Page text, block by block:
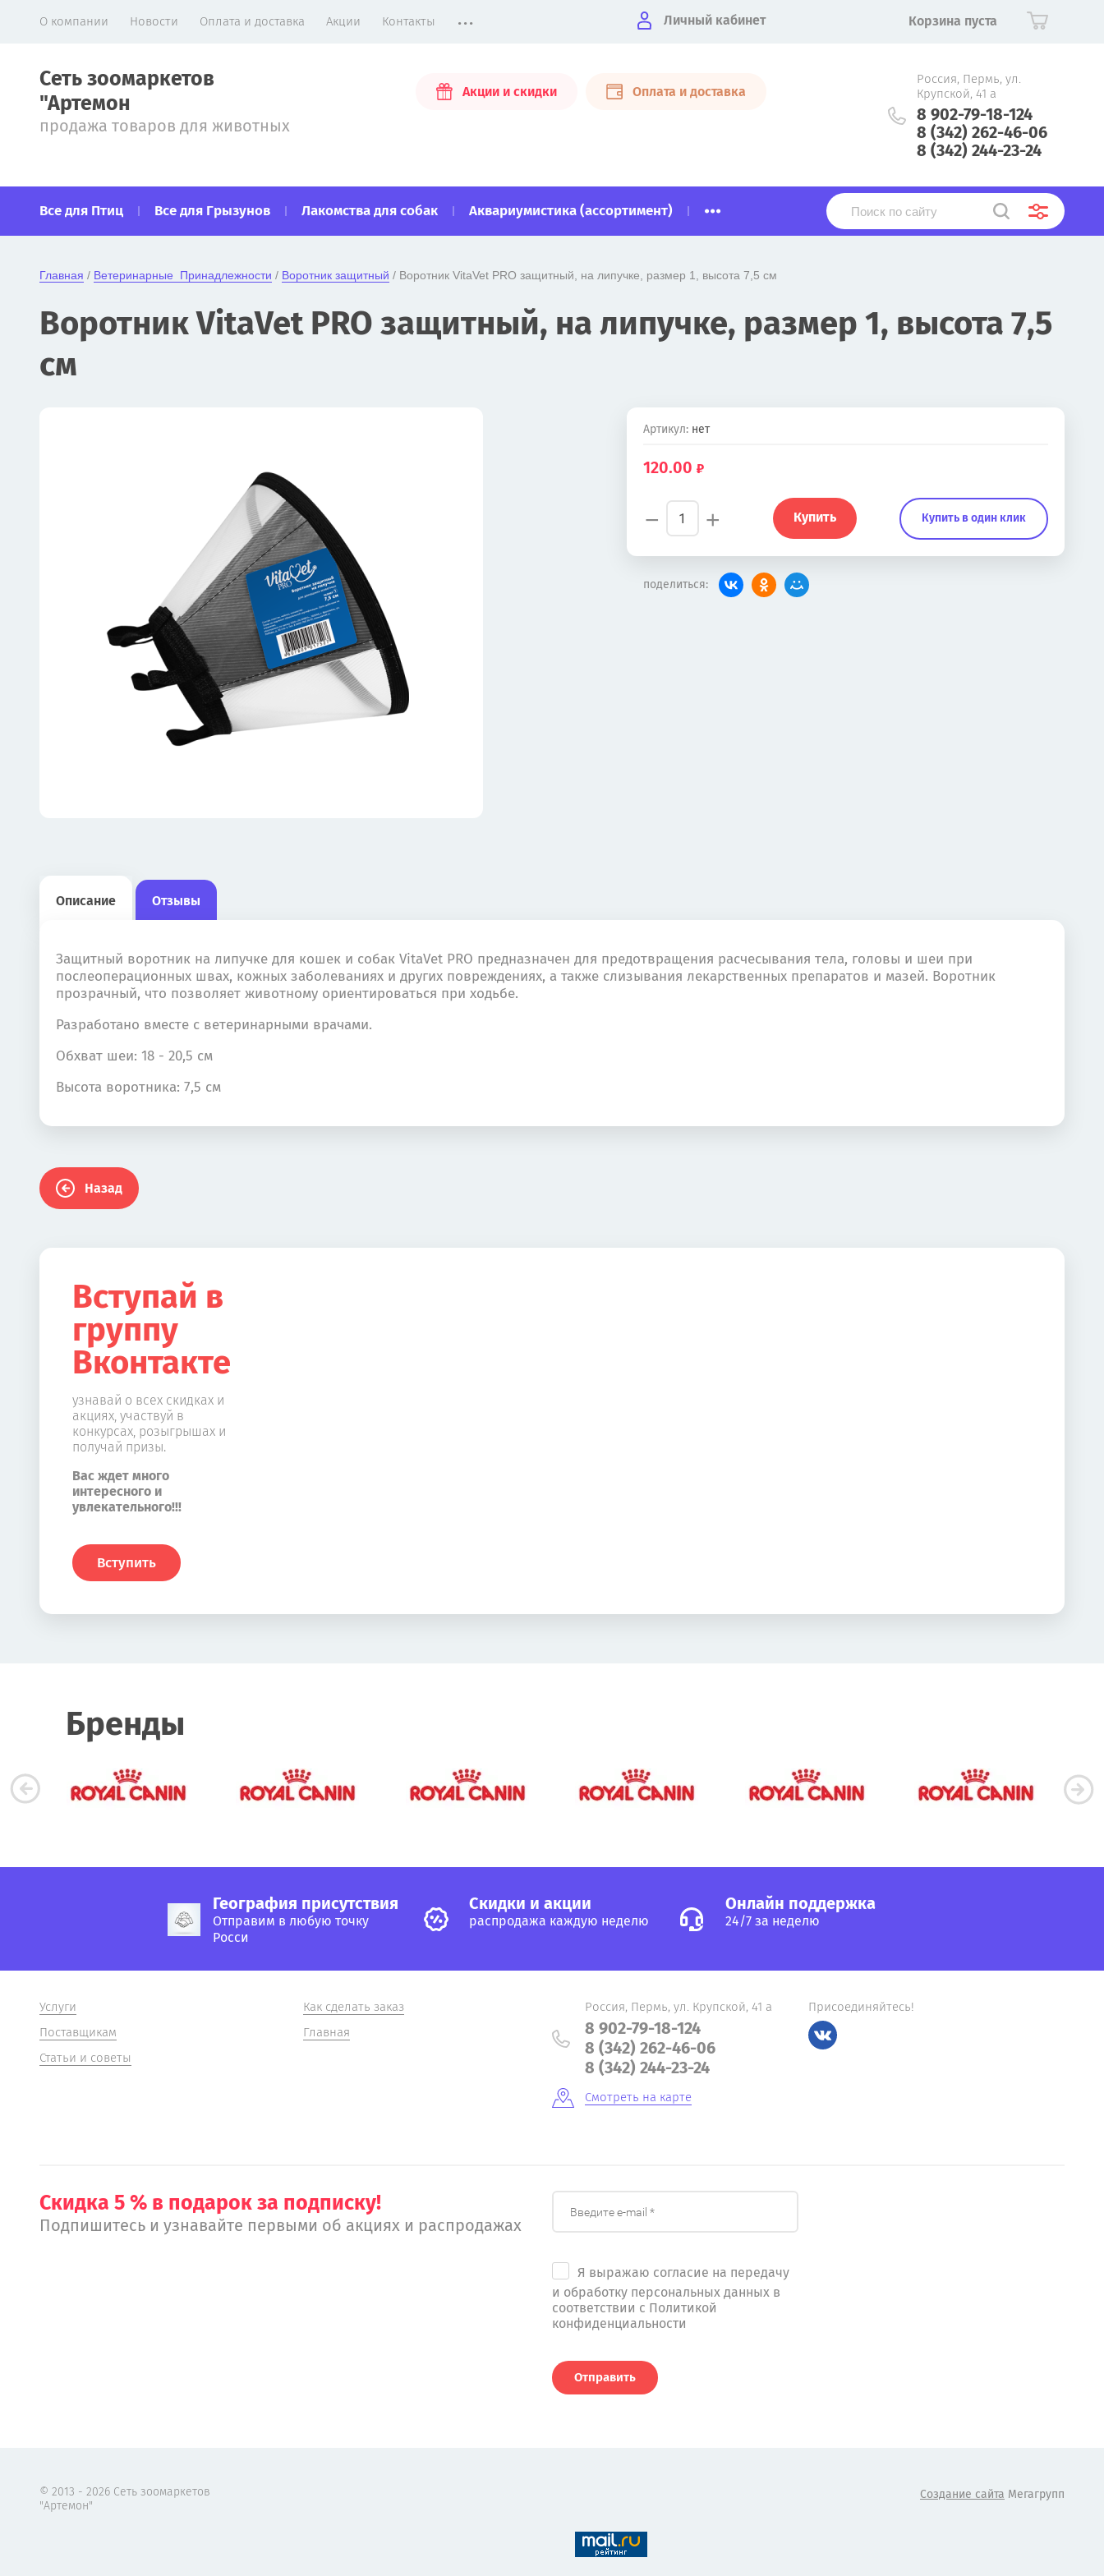
О компании Новости Оплата и доставка Акции Контакты ... Личный кабинет Корзина пуста
Сеть зоомаркетов
"Артемон
продажа товаров для животных
Акции и скидки Оплата и доставка
Россия, Пермь, ул.
Крупской, 41 а
8 902-79-18-124
8 (342) 262-46-06
8 (342) 244-23-24
Все для Птиц Все для Грызунов Лакомства для собак Аквариумистика (ассортимент) ...
Главная / Ветеринарные  Принадлежности / Воротник защитный / Воротник VitaVet PRO защитный, на липучке, размер 1, высота 7,5 см
Воротник VitaVet PRO защитный, на липучке, размер 1, высота 7,5
см
Артикул:нет
120.00
− + Купить Купить в один клик
поделиться:
Описание Отзывы
Защитный воротник на липучке для кошек и собак VitaVet PRO предназначен для предотвращения расчесывания тела, головы и шеи при
послеоперационных швах, кожных заболеваниях и других повреждениях, а также слизывания лекарственных препаратов и мазей. Воротник
прозрачный, что позволяет животному ориентироваться при ходьбе.
Разработано вместе с ветеринарными врачами.
Обхват шеи: 18 - 20,5 см
Высота воротника: 7,5 см
Назад
Вступай в
группу
Вконтакте
узнавай о всех скидках и
акциях, участвуй в
конкурсах, розыгрышах и
получай призы.
Вас ждет много
интересного и
увлекательного!!!
Вступить
Бренды
География присутствия
Отправим в любую точку
Росси
Cкидки и акции
распродажа каждую неделю
Онлайн поддержка
24/7 за неделю
Услуги
Поставщикам
Статьи и советы
Как сделать заказ
Главная
Россия, Пермь, ул. Крупской, 41 а
8 902-79-18-124
8 (342) 262-46-06
8 (342) 244-23-24
Смотреть на карте
Присоединяйтесь!
Скидка 5 % в подарок за подписку!
Подпишитесь и узнавайте первыми об акциях и распродажах
Я выражаю согласие на передачу
и обработку персональных данных в
соответствии с Политикой
конфиденциальности
Отправить
© 2013 - 2026 Сеть зоомаркетов
"Артемон"
Создание сайта Мегагрупп